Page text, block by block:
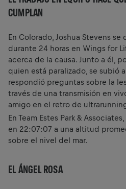
CUMPLAN
En Colorado, Joshua Stevens
durante 24 horas en Wings for
acerca de la causa. Junto a él,
quien está paralizado, se subió
respondió preguntas sobre la
través de una transmisión en
amigo en el retro de
En Team Estes Park &
en 22:07:07 a una altitud
sobre el nivel del mar.
EL ÁNGEL ROSA